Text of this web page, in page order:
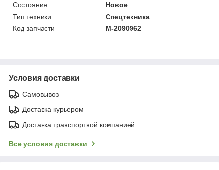
Состояние
Новое
Тип техники
Спецтехника
Код запчасти
M-2090962
Условия доставки
Самовывоз
Доставка курьером
Доставка транспортной компанией
Все условия доставки